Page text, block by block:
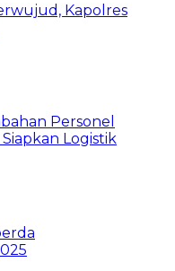
Kapolres
Personel
Logistik